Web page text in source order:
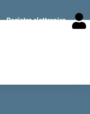
Registro elettronico